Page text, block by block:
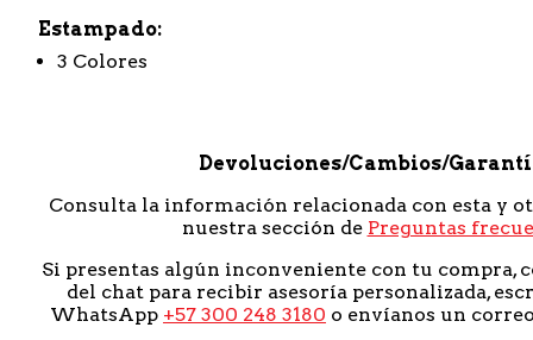
Estampado
3 Colores
Devoluciones/Cambios/
Consulta la información relacionada con esta y
nuestra sección de Preguntas
Si presentas algún inconveniente con tu compra,
del chat para recibir asesoría personalizada,
WhatsApp +57 300 248 3180 o envíanos un